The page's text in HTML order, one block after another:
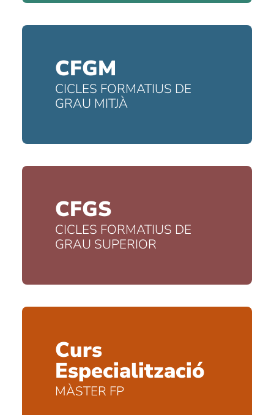
CFGM
CICLES FORMATIUS DE
GRAU MITJÀ
CFGS
CICLES FORMATIUS DE
GRAU SUPERIOR
Curs
Especialització
MÀSTER FP